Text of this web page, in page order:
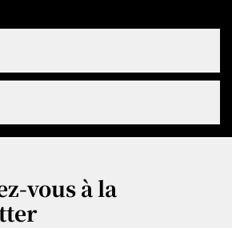
vous à la